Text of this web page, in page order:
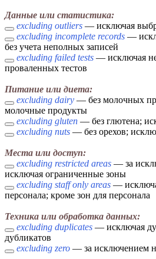
Данные или статистика:
excluding outliers — исключая
excluding incomplete records —
без учета неполных записей
excluding failed tests — исключая
проваленных тестов
Питание или диета:
excluding dairy — без молочных
молочные продукты
excluding gluten — без глютена;
excluding nuts — без орехов;
Места или доступ:
excluding restricted areas — за
исключая ограниченные зоны
excluding staff only areas —
персонала; кроме зон для персонала
Техника или обработка данных:
excluding duplicates — исключая
дубликатов
excluding zero — за исключением